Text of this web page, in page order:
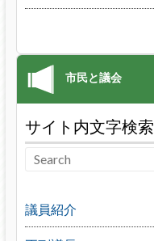
サイト内文字検索
議員紹介